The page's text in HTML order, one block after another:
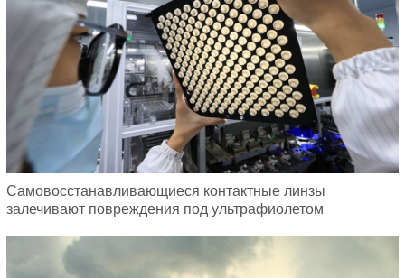
Самовосстанавливающиеся контактные линзы
залечивают повреждения под ультрафиолетом